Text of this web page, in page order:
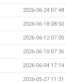
2026-06-24 07:48
2026-06-18 08:50
2026-06-12 07:00
2026-06-10 07:36
2026-06-04 17:14
2026-05-27 11:31